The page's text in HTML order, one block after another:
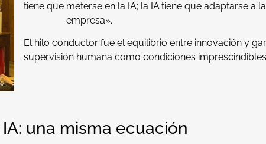
tiene que meterse en la IA;
empresa».
El hilo conductor fue el equilibrio entre innovación y
supervisión humana como condiciones
una misma ecuación